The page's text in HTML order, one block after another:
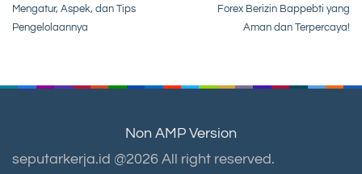
navigation
Mengatur, Aspek, dan Tips
Pengelolaannya
Forex Berizin Bappebti yang
Aman dan Terpercaya!
Non AMP Version
seputarkerja.id @2026 All right reserved.